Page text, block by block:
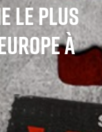
le plus
à